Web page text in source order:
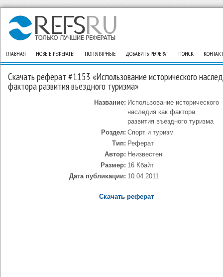
ГЛАВНАЯ НОВЫЕ РЕФЕРАТЫ ПОПУЛЯРНЫЕ ДОБАВИТЬ РЕФЕРАТ ПОИСК
Скачать реферат #1153 «Использование исторического
фактора развития въездного туризма»
Название: Использование исторического
наследия как фактора
развития въездного туризма
Роздел: Спорт и туризм
Тип: Реферат
Автор: Неизвестен
Размер: 16 Кбайт
Дата публикации: 10.04.2011
Скачать реферат